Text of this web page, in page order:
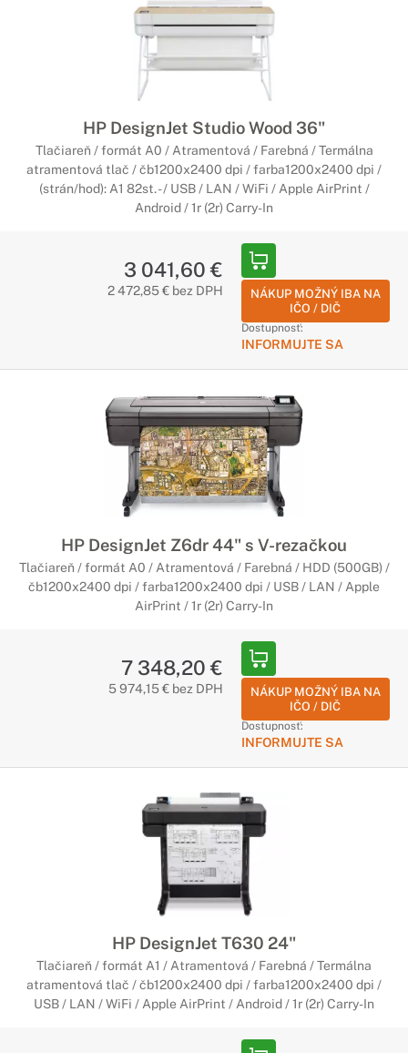
HP DesignJet Studio Wood 36"
Tlačiareň / formát A0 / Atramentová / Farebná / Termálna
atramentová tlač / čb1200x2400 dpi / farba1200x2400 dpi /
(strán/hod): A1 82st. - / USB / LAN / WiFi / Apple AirPrint /
Android / 1r (2r) Carry-In
3 041,60 €
2 472,85 € bez DPH
NÁKUP MOŽNÝ IBA NA
IČO / DIČ
Dostupnosť:
INFORMUJTE SA
HP DesignJet Z6dr 44" s V-rezačkou
Tlačiareň / formát A0 / Atramentová / Farebná / HDD (500GB) /
čb1200x2400 dpi / farba1200x2400 dpi / USB / LAN / Apple
AirPrint / 1r (2r) Carry-In
7 348,20 €
5 974,15 € bez DPH
NÁKUP MOŽNÝ IBA NA
IČO / DIČ
Dostupnosť:
INFORMUJTE SA
HP DesignJet T630 24"
Tlačiareň / formát A1 / Atramentová / Farebná / Termálna
atramentová tlač / čb1200x2400 dpi / farba1200x2400 dpi /
USB / LAN / WiFi / Apple AirPrint / Android / 1r (2r) Carry-In